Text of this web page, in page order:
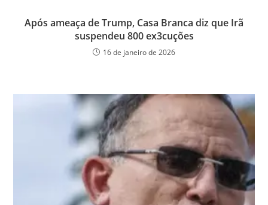
Após ameaça de Trump, Casa Branca diz que Irã
suspendeu 800 ex3cuções
16 de janeiro de 2026